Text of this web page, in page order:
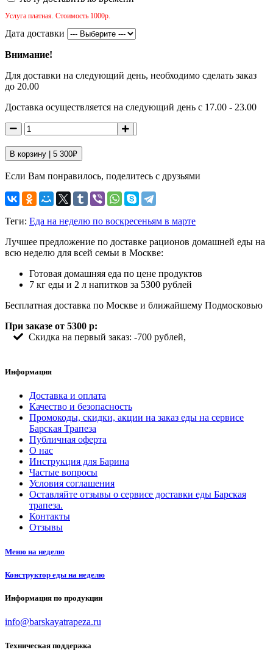
Услуга платная. Стоимость 1000р.
Дата доставки
Внимание!
Для доставки на следующий день, необходимо сделать заказ
до 20.00
Доставка осуществляется на следующий день с 17.00 - 23.00
В корзину | 5 300₽
Если Вам понравилось, поделитесь с друзьями
Теги: Еда на неделю по воскресеньям в марте
Лучшее предложение по доставке рационов домашней еды на
всю неделю для всей семьи в Москве:
Готовая домашняя еда по цене продуктов
7 кг еды и 2 л напитков за 5300 рублей
Бесплатная доставка по Москве и ближайшему Подмосковью
При заказе от 5300 р:
Скидка на первый заказ: -700 рублей,
Информация
Доставка и оплата
Качество и безопасность
Промокоды, скидки, акции на заказ еды на сервисе
Барская Трапеза
Публичная оферта
О нас
Инструкция для Барина
Частые вопросы
Условия соглашения
Оставляйте отзывы о сервисе доставки еды Барская
трапеза.
Контакты
Отзывы
Меню на неделю
Конструктор еды на неделю
Информация по продукции
info@barskayatrapeza.ru
Техническая поддержка